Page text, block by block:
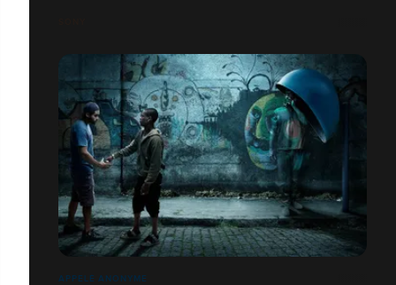
APPELÉ ANONYME